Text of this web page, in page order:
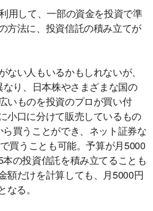
用して、一部の資金を投資で準
方法に、投資信託の積み立てが
い人もいるかもしれないが、
なり、日本株やさまざまな国の
いものを投資のプロが買い付
小口に分けて販売しているもの
買うことができ、ネット証券な
買うことも可能。予算が月5000
の投資信託を積み立てることも
額だけを計算しても、月5000円
る。